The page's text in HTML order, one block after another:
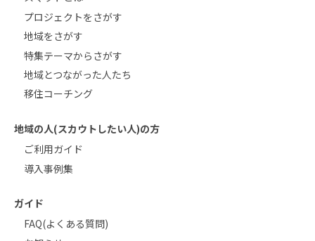
プロジェクトをさがす
地域をさがす
特集テーマからさがす
地域とつながった人たち
移住コーチング
地域の人(スカウトしたい人)の方
ご利用ガイド
導入事例集
ガイド
FAQ(よくある質問)